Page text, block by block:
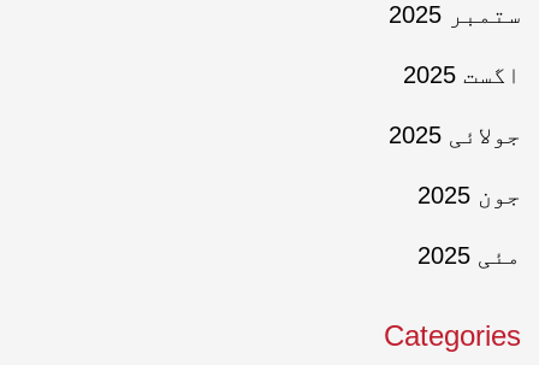
ستمبر 2025
اگست 2025
جولائی 2025
جون 2025
مئی 2025
Categories